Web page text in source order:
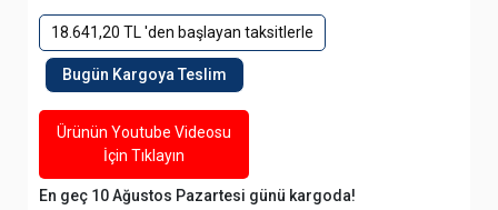
18.641,20 TL 'den başlayan taksitlerle
Bugün Kargoya Teslim
Ürünün Youtube Videosu
İçin Tıklayın
En geç 10 Ağustos Pazartesi günü kargoda!